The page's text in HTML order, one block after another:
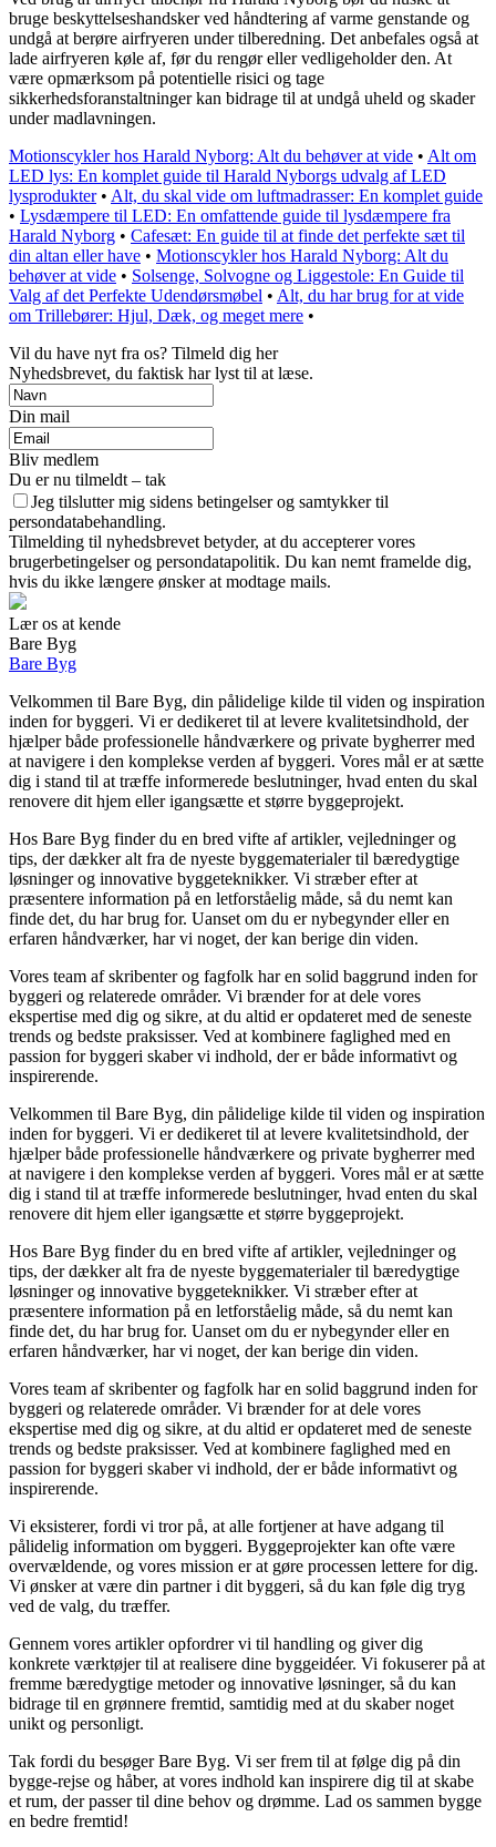
bruge beskyttelseshandsker ved håndtering af varme genstande og
undgå at berøre airfryeren under tilberedning. Det anbefales også at
lade airfryeren køle af, før du rengør eller vedligeholder den. At
være opmærksom på potentielle risici og tage
sikkerhedsforanstaltninger kan bidrage til at undgå uheld og skader
under madlavningen.
Motionscykler hos Harald Nyborg: Alt du behøver at vide • Alt om
LED lys: En komplet guide til Harald Nyborgs udvalg af LED
lysprodukter• Alt, du skal vide om luftmadrasser: En komplet guide
• Lysdæmpere til LED: En omfattende guide til lysdæmpere fra
Harald Nyborg • Cafesæt: En guide til at finde det perfekte sæt til
din altan eller have • Motionscykler hos Harald Nyborg: Alt du
behøver at vide • Solsenge, Solvogne og Liggestole: En Guide til
Valg af det Perfekte Udendørsmøbel • Alt, du har brug for at vide
om Trillebører: Hjul, Dæk, og meget mere •
Vil du have nyt fra os? Tilmeld dig her
Nyhedsbrevet, du faktisk har lyst til at læse.
Din mail
Bliv medlem
Du er nu tilmeldt – tak
Jeg tilslutter mig sidens betingelser og samtykker til
persondatabehandling.
Tilmelding til nyhedsbrevet betyder, at du accepterer vores
brugerbetingelser og persondatapolitik. Du kan nemt framelde dig,
hvis du ikke længere ønsker at modtage mails.
Lær os at kende
Bare Byg
Bare Byg
Velkommen til Bare Byg, din pålidelige kilde til viden og inspiration
inden for byggeri. Vi er dedikeret til at levere kvalitetsindhold, der
hjælper både professionelle håndværkere og private bygherrer med
at navigere i den komplekse verden af byggeri. Vores mål er at sætte
dig i stand til at træffe informerede beslutninger, hvad enten du skal
renovere dit hjem eller igangsætte et større byggeprojekt.
Hos Bare Byg finder du en bred vifte af artikler, vejledninger og
tips, der dækker alt fra de nyeste byggematerialer til bæredygtige
løsninger og innovative byggeteknikker. Vi stræber efter at
præsentere information på en letforståelig måde, så du nemt kan
finde det, du har brug for. Uanset om du er nybegynder eller en
erfaren håndværker, har vi noget, der kan berige din viden.
Vores team af skribenter og fagfolk har en solid baggrund inden for
byggeri og relaterede områder. Vi brænder for at dele vores
ekspertise med dig og sikre, at du altid er opdateret med de seneste
trends og bedste praksisser. Ved at kombinere faglighed med en
passion for byggeri skaber vi indhold, der er både informativt og
inspirerende.
Velkommen til Bare Byg, din pålidelige kilde til viden og inspiration
inden for byggeri. Vi er dedikeret til at levere kvalitetsindhold, der
hjælper både professionelle håndværkere og private bygherrer med
at navigere i den komplekse verden af byggeri. Vores mål er at sætte
dig i stand til at træffe informerede beslutninger, hvad enten du skal
renovere dit hjem eller igangsætte et større byggeprojekt.
Hos Bare Byg finder du en bred vifte af artikler, vejledninger og
tips, der dækker alt fra de nyeste byggematerialer til bæredygtige
løsninger og innovative byggeteknikker. Vi stræber efter at
præsentere information på en letforståelig måde, så du nemt kan
finde det, du har brug for. Uanset om du er nybegynder eller en
erfaren håndværker, har vi noget, der kan berige din viden.
Vores team af skribenter og fagfolk har en solid baggrund inden for
byggeri og relaterede områder. Vi brænder for at dele vores
ekspertise med dig og sikre, at du altid er opdateret med de seneste
trends og bedste praksisser. Ved at kombinere faglighed med en
passion for byggeri skaber vi indhold, der er både informativt og
inspirerende.
Vi eksisterer, fordi vi tror på, at alle fortjener at have adgang til
pålidelig information om byggeri. Byggeprojekter kan ofte være
overvældende, og vores mission er at gøre processen lettere for dig.
Vi ønsker at være din partner i dit byggeri, så du kan føle dig tryg
ved de valg, du træffer.
Gennem vores artikler opfordrer vi til handling og giver dig
konkrete værktøjer til at realisere dine byggeidéer. Vi fokuserer på at
fremme bæredygtige metoder og innovative løsninger, så du kan
bidrage til en grønnere fremtid, samtidig med at du skaber noget
unikt og personligt.
Tak fordi du besøger Bare Byg. Vi ser frem til at følge dig på din
bygge-rejse og håber, at vores indhold kan inspirere dig til at skabe
et rum, der passer til dine behov og drømme. Lad os sammen bygge
en bedre fremtid!